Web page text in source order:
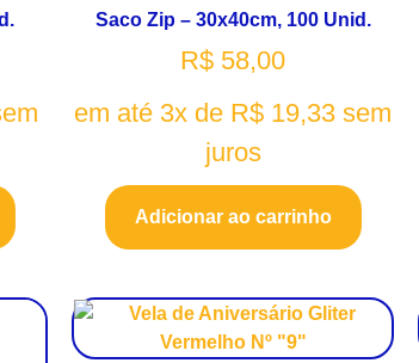
Saco Zip – 30x40cm, 100 Unid.
R$ 58,00
em até 3x de R$ 19,33 sem
juros
Adicionar ao carrinho